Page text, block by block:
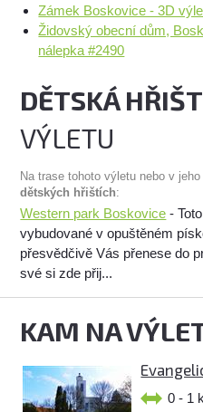
Zámek Boskovice - 3D
Židovský obecní dům,
nálepka #2490
DĚTSKÁ
VÝLETU
Na trase tohoto výletu nebo v
dětských hřištích:
Western park Boskovice -
vybudované v opuštěném
přesvědčivě Vás přenese do
své si zde přij...
KAM NA
0 - 1